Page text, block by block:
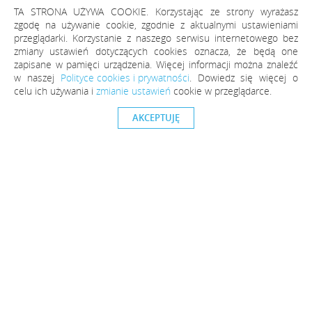
Comarch SA
Johnson & Johnson Poland Sp. z o.o.
Danfoss Poland sp. z o.o.
Merck Sp. z o.o.
Globe Trade Centre S.A.
Sąd Arbitrażowy przy Krajowej Izbie
TA STRONA UŻYWA COOKIE. Korzystając ze strony wyrażasz
zgodę na używanie cookie, zgodnie z aktualnymi ustawieniami
przeglądarki. Korzystanie z naszego serwisu internetowego bez
zmiany ustawień dotyczących cookies oznacza, że będą one
zapisane w pamięci urządzenia. Więcej informacji można znaleźć
w naszej Polityce cookies i prywatności. Dowiedz się więcej o
celu ich używania i zmianie ustawień cookie w przeglądarce.
AKCEPTUJĘ